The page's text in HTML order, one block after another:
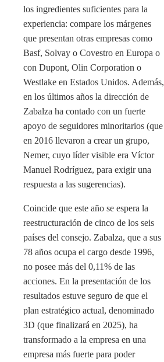
los ingredientes suficientes para la
experiencia: compare los márgenes
que presentan otras empresas como
Basf, Solvay o Covestro en Europa o
con Dupont, Olin Corporation o
Westlake en Estados Unidos. Además,
en los últimos años la dirección de
Zabalza ha contado con un fuerte
apoyo de seguidores minoritarios (que
en 2016 llevaron a crear un grupo,
Nemer, cuyo líder visible era Víctor
Manuel Rodríguez, para exigir una
respuesta a las sugerencias).
Coincide que este año se espera la
reestructuración de cinco de los seis
países del consejo. Zabalza, que a sus
78 años ocupa el cargo desde 1996,
no posee más del 0,11% de las
acciones. En la presentación de los
resultados estuve seguro de que el
plan estratégico actual, denominado
3D (que finalizará en 2025), ha
transformado a la empresa en una
empresa más fuerte para poder